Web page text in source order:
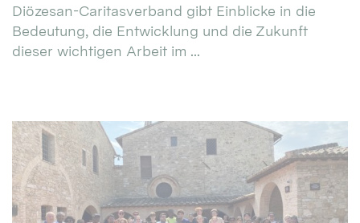
Diözesan-Caritasverband gibt Einblicke in die
Bedeutung, die Entwicklung und die Zukunft
dieser wichtigen Arbeit im ...